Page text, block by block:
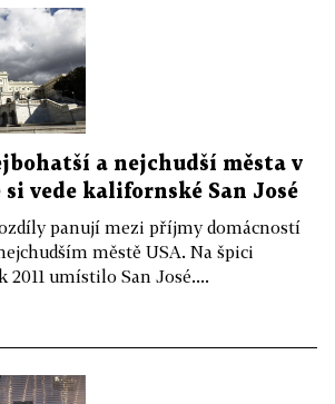
a nejchudší města v
si vede kalifornské San José
panují mezi příjmy domácností
městě USA. Na špici
2011 umístilo San José....